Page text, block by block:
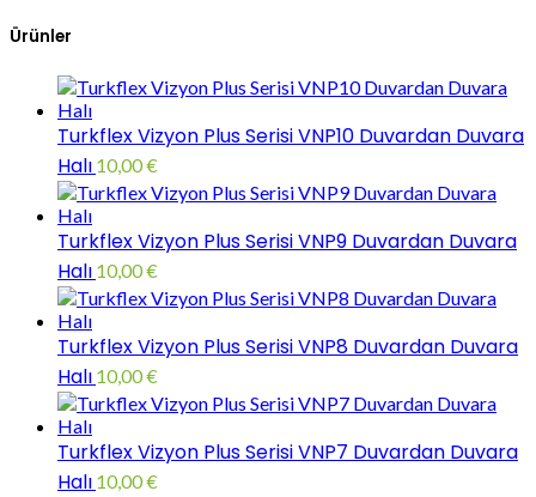
Ürünler
Turkflex Vizyon Plus Serisi VNP10 Duvardan Duvara
Halı 10,00€
Turkflex Vizyon Plus Serisi VNP9 Duvardan Duvara
Halı 10,00€
Turkflex Vizyon Plus Serisi VNP8 Duvardan Duvara
Halı 10,00€
Turkflex Vizyon Plus Serisi VNP7 Duvardan Duvara
Halı 10,00€